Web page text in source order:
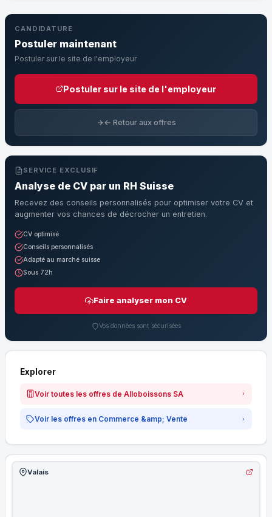
CANDIDATURE
Postuler maintenant
Postuler sur le site de l'employeur
Postuler sur le site de l'employeur
← Retour aux offres
SERVICE EXCLUSIF
Analyse de CV par un RH Suisse
Recevez des conseils personnalisés pour optimiser votre CV et
augmenter vos chances de décrocher un entretien.
CV optimisé
Conseils personnalisés
Adapté au marché suisse
Sous 72h
Faire analyser mon CV
Vos données sont sécurisées
Explorer
Voir toutes les offres de Alloboissons SA
Voir les offres en Commerce &amp; Vente
Valais